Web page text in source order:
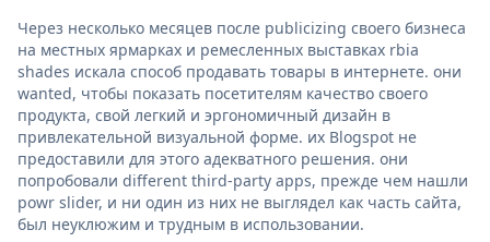
Через несколько месяцев после publicizing своего бизнеса
на местных ярмарках и ремесленных выставках rbia
shades искала способ продавать товары в интернете. они
wanted, чтобы показать посетителям качество своего
продукта, свой легкий и эргономичный дизайн в
привлекательной визуальной форме. их Blogspot не
предоставили для этого адекватного решения. они
попробовали different third-party apps, прежде чем нашли
powr slider, и ни один из них не выглядел как часть сайта,
был неуклюжим и трудным в использовании.